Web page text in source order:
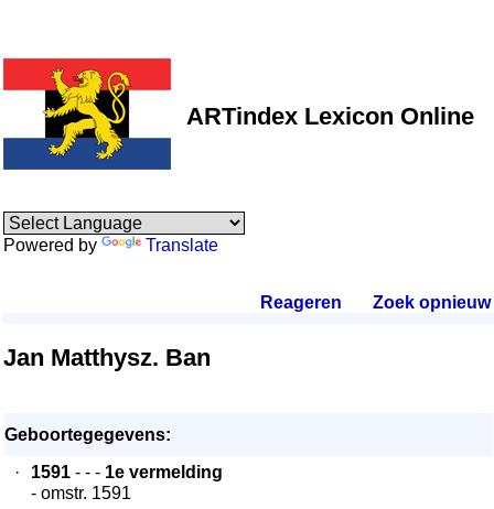
ARTindex Lexicon Online
Powered by Translate
Reageren Zoek opnieuw.
Jan Matthysz. Ban
Geboortegegevens:
·
1591 - - - 1e vermelding
- omstr. 1591